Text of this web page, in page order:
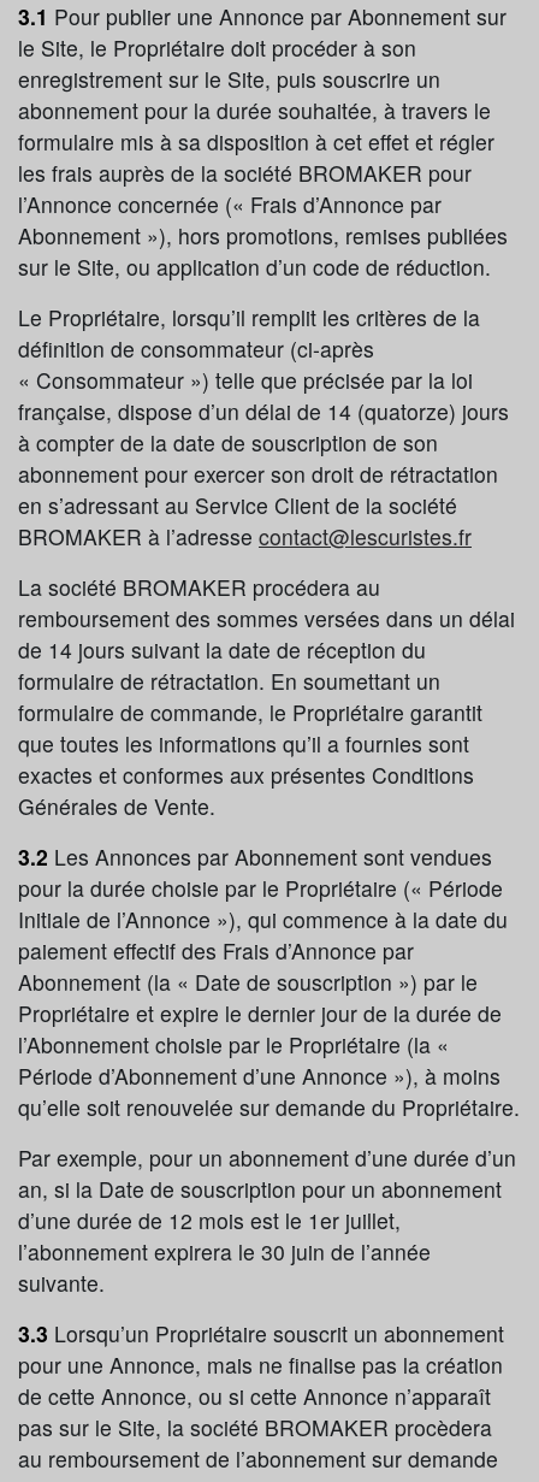
3.1 Pour publier une Annonce par Abonnement sur
le Site, le Propriétaire doit procéder à son
enregistrement sur le Site, puis souscrire un
abonnement pour la durée souhaitée, à travers le
formulaire mis à sa disposition à cet effet et régler
les frais auprès de la société BROMAKER pour
l’Annonce concernée (« Frais d’Annonce par
Abonnement »), hors promotions, remises publiées
sur le Site, ou application d’un code de réduction.
Le Propriétaire, lorsqu’il remplit les critères de la
définition de consommateur (ci-après
« Consommateur ») telle que précisée par la loi
française, dispose d’un délai de 14 (quatorze) jours
à compter de la date de souscription de son
abonnement pour exercer son droit de rétractation
en s’adressant au Service Client de la société
BROMAKER à l’adresse contact@lescuristes.fr
La société BROMAKER procédera au
remboursement des sommes versées dans un délai
de 14 jours suivant la date de réception du
formulaire de rétractation. En soumettant un
formulaire de commande, le Propriétaire garantit
que toutes les informations qu’il a fournies sont
exactes et conformes aux présentes Conditions
Générales de Vente.
3.2 Les Annonces par Abonnement sont vendues
pour la durée choisie par le Propriétaire (« Période
Initiale de l’Annonce »), qui commence à la date du
paiement effectif des Frais d’Annonce par
Abonnement (la « Date de souscription ») par le
Propriétaire et expire le dernier jour de la durée de
l’Abonnement choisie par le Propriétaire (la «
Période d’Abonnement d’une Annonce »), à moins
qu’elle soit renouvelée sur demande du Propriétaire.
Par exemple, pour un abonnement d’une durée d’un
an, si la Date de souscription pour un abonnement
d’une durée de 12 mois est le 1er juillet,
l’abonnement expirera le 30 juin de l’année
suivante.
3.3 Lorsqu’un Propriétaire souscrit un abonnement
pour une Annonce, mais ne finalise pas la création
de cette Annonce, ou si cette Annonce n’apparaît
pas sur le Site, la société BROMAKER procèdera
au remboursement de l’abonnement sur demande